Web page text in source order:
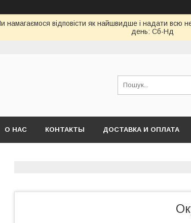
відповісти як найшвидше і надати всю
день: Сб-Нд
О НАС КОНТАКТЫ ДОСТАВКА И ОПЛАТА